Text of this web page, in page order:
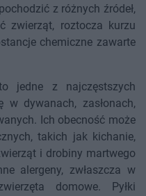
z różnych źródeł,
zwierząt, roztocza kurzu
chemiczne zawarte
jedne z najczęstszych
w dywanach, zasłonach,
Ich obecność może
takich jak kichanie,
i drobiny martwego
alergeny, zwłaszcza w
domowe. Pyłki